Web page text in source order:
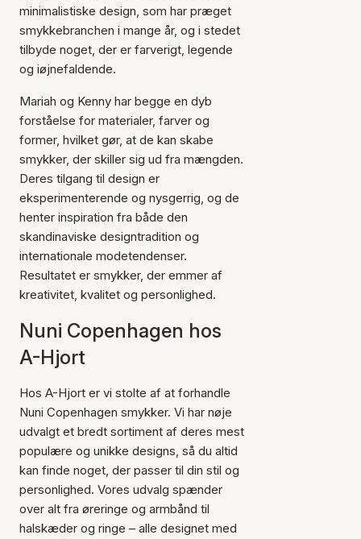
minimalistiske design, som har præget
smykkebranchen i mange år, og i stedet
tilbyde noget, der er farverigt, legende
og iøjnefaldende.
Mariah og Kenny har begge en dyb
forståelse for materialer, farver og
former, hvilket gør, at de kan skabe
smykker, der skiller sig ud fra mængden.
Deres tilgang til design er
eksperimenterende og nysgerrig, og de
henter inspiration fra både den
skandinaviske designtradition og
internationale modetendenser.
Resultatet er smykker, der emmer af
kreativitet, kvalitet og personlighed.
Nuni Copenhagen hos
A-Hjort
Hos A-Hjort er vi stolte af at forhandle
Nuni Copenhagen smykker. Vi har nøje
udvalgt et bredt sortiment af deres mest
populære og unikke designs, så du altid
kan finde noget, der passer til din stil og
personlighed. Vores udvalg spænder
over alt fra øreringe og armbånd til
halskæder og ringe – alle designet med